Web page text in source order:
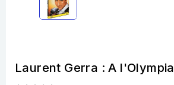
Laurent Gerra : A l'Olympia